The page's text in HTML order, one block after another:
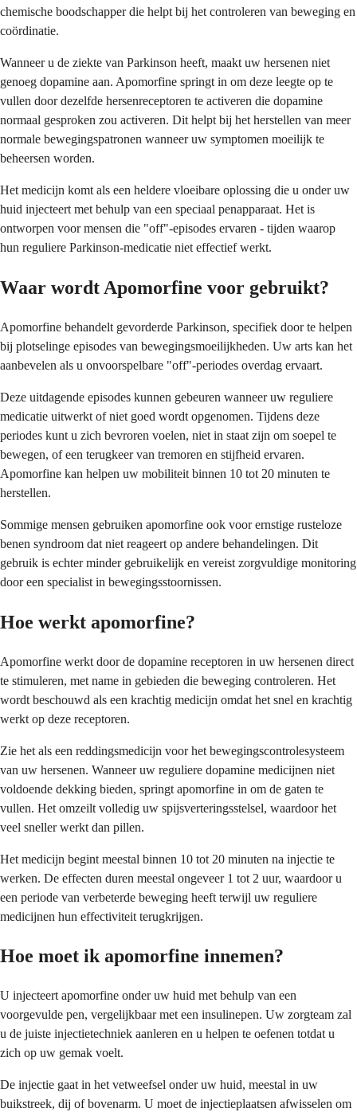
chemische boodschapper die helpt bij het controleren van beweging en
coördinatie.
Wanneer u de ziekte van Parkinson heeft, maakt uw hersenen niet
genoeg dopamine aan. Apomorfine springt in om deze leegte op te
vullen door dezelfde hersenreceptoren te activeren die dopamine
normaal gesproken zou activeren. Dit helpt bij het herstellen van meer
normale bewegingspatronen wanneer uw symptomen moeilijk te
beheersen worden.
Het medicijn komt als een heldere vloeibare oplossing die u onder uw
huid injecteert met behulp van een speciaal penapparaat. Het is
ontworpen voor mensen die "off"-episodes ervaren - tijden waarop
hun reguliere Parkinson-medicatie niet effectief werkt.
Waar wordt Apomorfine voor gebruikt?
Apomorfine behandelt gevorderde Parkinson, specifiek door te helpen
bij plotselinge episodes van bewegingsmoeilijkheden. Uw arts kan het
aanbevelen als u onvoorspelbare "off"-periodes overdag ervaart.
Deze uitdagende episodes kunnen gebeuren wanneer uw reguliere
medicatie uitwerkt of niet goed wordt opgenomen. Tijdens deze
periodes kunt u zich bevroren voelen, niet in staat zijn om soepel te
bewegen, of een terugkeer van tremoren en stijfheid ervaren.
Apomorfine kan helpen uw mobiliteit binnen 10 tot 20 minuten te
herstellen.
Sommige mensen gebruiken apomorfine ook voor ernstige rusteloze
benen syndroom dat niet reageert op andere behandelingen. Dit
gebruik is echter minder gebruikelijk en vereist zorgvuldige monitoring
door een specialist in bewegingsstoornissen.
Hoe werkt apomorfine?
Apomorfine werkt door de dopamine receptoren in uw hersenen direct
te stimuleren, met name in gebieden die beweging controleren. Het
wordt beschouwd als een krachtig medicijn omdat het snel en krachtig
werkt op deze receptoren.
Zie het als een reddingsmedicijn voor het bewegingscontrolesysteem
van uw hersenen. Wanneer uw reguliere dopamine medicijnen niet
voldoende dekking bieden, springt apomorfine in om de gaten te
vullen. Het omzeilt volledig uw spijsverteringsstelsel, waardoor het
veel sneller werkt dan pillen.
Het medicijn begint meestal binnen 10 tot 20 minuten na injectie te
werken. De effecten duren meestal ongeveer 1 tot 2 uur, waardoor u
een periode van verbeterde beweging heeft terwijl uw reguliere
medicijnen hun effectiviteit terugkrijgen.
Hoe moet ik apomorfine innemen?
U injecteert apomorfine onder uw huid met behulp van een
voorgevulde pen, vergelijkbaar met een insulinepen. Uw zorgteam zal
u de juiste injectietechniek aanleren en u helpen te oefenen totdat u
zich op uw gemak voelt.
De injectie gaat in het vetweefsel onder uw huid, meestal in uw
buikstreek, dij of bovenarm. U moet de injectieplaatsen afwisselen om